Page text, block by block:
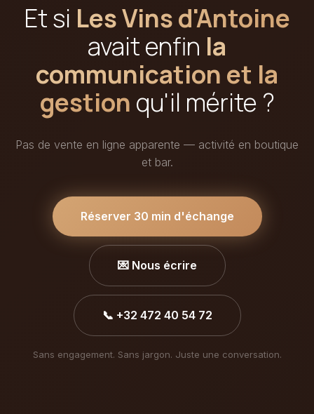
Et si Les Vins d'Antoine
avait enfin la
communication et la
gestion qu'il mérite ?
Pas de vente en ligne apparente — activité en boutique
et bar.
Réserver 30 min d'échange
💌 Nous écrire
📞 +32 472 40 54 72
Sans engagement. Sans jargon. Juste une conversation.